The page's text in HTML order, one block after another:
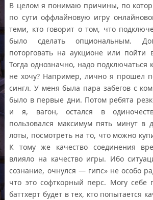
В целом я понимаю причины, по
по сути оффлайновую игру
теми, кто говорит о том, что
было сделать опциональным.
поторговать на аукционе или пойти
Тогда однозначно, надо подключаться
не хочу? Например, лично я прошел
сингл. У меня была пара забегов с
было в первые дни. Потом ребята
и я, вагон, остался в
пользовался максимум пять минут в
лоты, посмотреть на то, что можно
К тому же качество соединения
влияло на качество игры. Ибо
сознание, очнулся — гипс» не особо
что это софткорный перс. Могу себе
баттхерт будет в тех, кто попытается